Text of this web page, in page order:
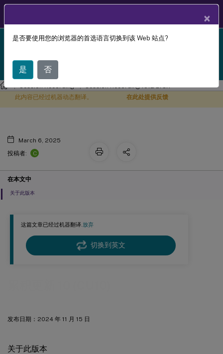
Session Recording 1912 LTSR reached end-of-life on
a newer version of Session Recording.
Session Recording Session Recording 1912 LTSR
这篇文章已经过机器翻译.放弃
切换到英文
发布日期：2024 年 11 月 15 日
关于此版本
此内容已经过机器动态翻译。 在此处提供反馈
累积更新 10 (CU10)
March 6, 2025
投稿者:
C
在本文中
关于此版本
×
是否要使用您的浏览器的首选语言切换到该 Web 站点?
是 否